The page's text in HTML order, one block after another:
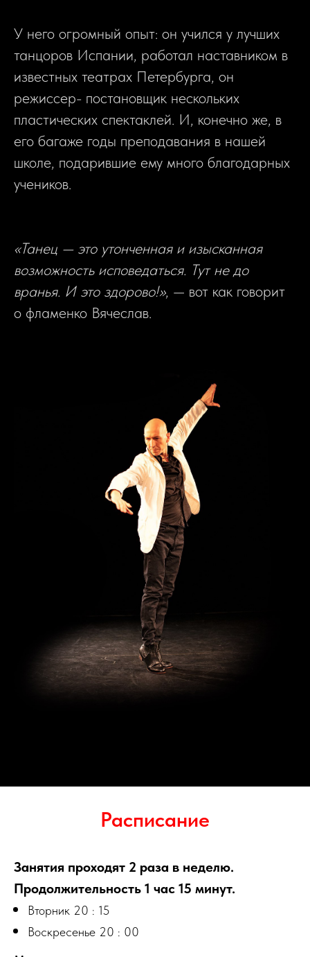
У него огромный опыт: он учился у лучших
танцоров Испании, работал наставником в
известных театрах Петербурга, он
режиссер- постановщик нескольких
пластических спектаклей. И, конечно же, в
его багаже годы преподавания в нашей
школе, подарившие ему много благодарных
учеников.
«Танец — это утонченная и изысканная
возможность исповедаться. Тут не до
вранья. И это здорово!», — вот как говорит
о фламенко Вячеслав.
Расписание
Занятия проходят 2 раза в неделю.
Продолжительность 1 час 15 минут.
Вторник 20 : 15
Воскресенье 20 : 00